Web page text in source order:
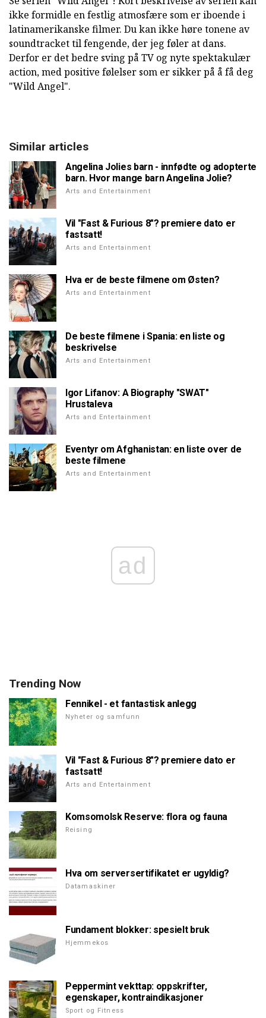
ikke formidle en festlig atmosfære som er iboende i
latinamerikanske filmer. Du kan ikke høre tonene av
soundtracket til fengende, der jeg føler at dans.
Derfor er det bedre sving på TV og nyte spektakulær
action, med positive følelser som er sikker på å få deg
"Wild Angel".
Similar articles
Angelina Jolies barn - innfødte og adopterte
barn. Hvor mange barn Angelina Jolie?
Arts and Entertainment
Vil "Fast & Furious 8"? premiere dato er
fastsatt!
Arts and Entertainment
Hva er de beste filmene om Østen?
Arts and Entertainment
De beste filmene i Spania: en liste og
beskrivelse
Arts and Entertainment
Igor Lifanov: A Biography "SWAT"
Hrustaleva
Arts and Entertainment
Eventyr om Afghanistan: en liste over de
beste filmene
Arts and Entertainment
ad
Trending Now
Fennikel - et fantastisk anlegg
Nyheter og samfunn
Vil "Fast & Furious 8"? premiere dato er
fastsatt!
Arts and Entertainment
Komsomolsk Reserve: flora og fauna
Reising
Hva om serversertifikatet er ugyldig?
Datamaskiner
Fundament blokker: spesielt bruk
Hjemmekos
Peppermint vekttap: oppskrifter,
egenskaper, kontraindikasjoner
Sport og Fitness